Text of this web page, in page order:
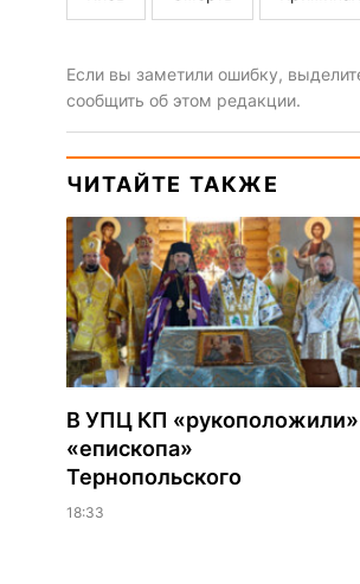
Если вы заметили ошибку,
сообщить об этом редакции.
ЧИТАЙТЕ ТАКЖЕ
В УПЦ КП «рукоположили»
«епископа»
Тернопольского
18:33